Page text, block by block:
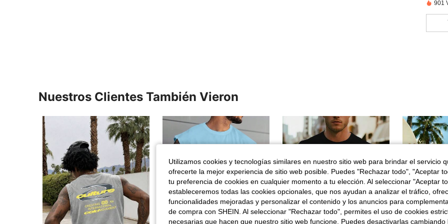
901
Nuestros Clientes También Vieron
Utilizamos cookies y tecnologías similares en nuestro sitio web para brindar el servicio
ofrecerte la mejor experiencia de sitio web posible. Puedes "Rechazar todo", "Aceptar
tu preferencia de cookies en cualquier momento a tu elección. Al seleccionar "Aceptar
estableceremos todas las cookies opcionales, que nos ayudan a analizar el tráfico,
funcionalidades mejoradas y personalizar el contenido y los anuncios para
de compra con SHEIN. Al seleccionar "Rechazar todo", permites el uso de cookies
necesarias que hacen que nuestro sitio web funcione. Puedes desactivarlas cambiando